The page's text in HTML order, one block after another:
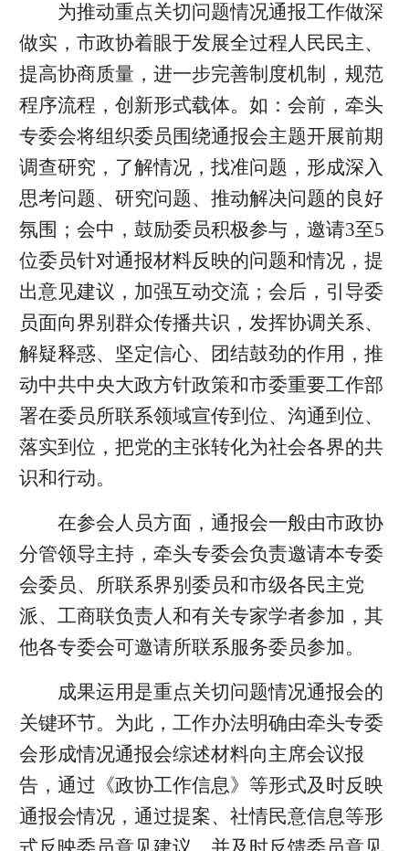
为推动重点关切问题情况通报工作做深
做实，市政协着眼于发展全过程人民民主、
提高协商质量，进一步完善制度机制，规范
程序流程，创新形式载体。如：会前，牵头
专委会将组织委员围绕通报会主题开展前期
调查研究，了解情况，找准问题，形成深入
思考问题、研究问题、推动解决问题的良好
氛围；会中，鼓励委员积极参与，邀请3至5
位委员针对通报材料反映的问题和情况，提
出意见建议，加强互动交流；会后，引导委
员面向界别群众传播共识，发挥协调关系、
解疑释惑、坚定信心、团结鼓劲的作用，推
动中共中央大政方针政策和市委重要工作部
署在委员所联系领域宣传到位、沟通到位、
落实到位，把党的主张转化为社会各界的共
识和行动。
在参会人员方面，通报会一般由市政协
分管领导主持，牵头专委会负责邀请本专委
会委员、所联系界别委员和市级各民主党
派、工商联负责人和有关专家学者参加，其
他各专委会可邀请所联系服务委员参加。
成果运用是重点关切问题情况通报会的
关键环节。为此，工作办法明确由牵头专委
会形成情况通报会综述材料向主席会议报
告，通过《政协工作信息》等形式及时反映
通报会情况，通过提案、社情民意信息等形